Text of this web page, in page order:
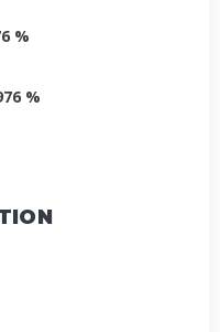
%
%